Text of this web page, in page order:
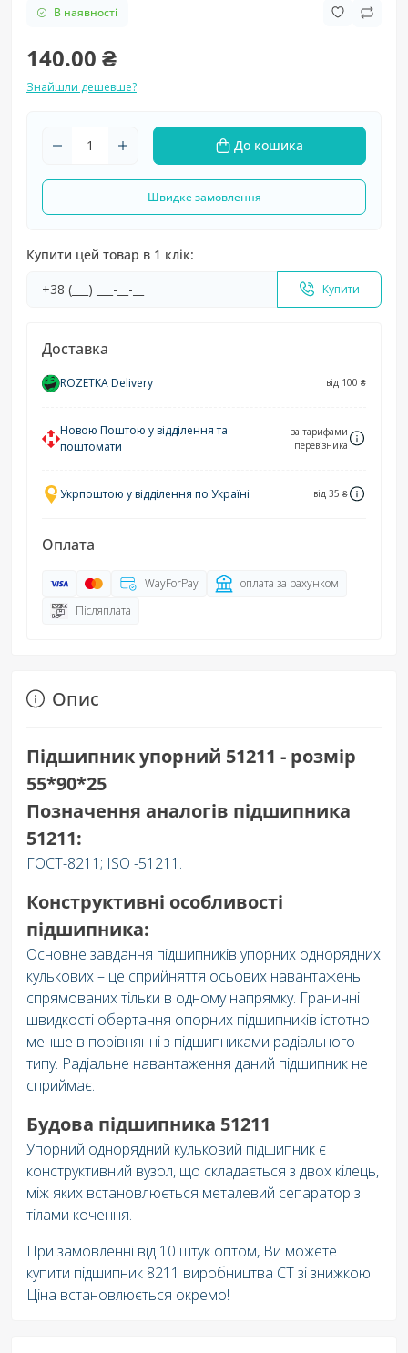
В наявності
140.00 ₴
Знайшли дешевше?
До кошика
Швидке замовлення
Купити цей товар в 1 клік:
Купити
Доставка
ROZETKA Delivery від 100 ₴
Новою Поштою у відділення та
поштомати
за тарифами
перевізника
Укрпоштою у відділення по Україні від 35 ₴
Оплата
WayForPay
оплата за рахунком
Післяплата
Опис
Підшипник упорний 51211 - розмір
55*90*25
Позначення аналогів підшипника
51211:
ГОСТ-8211; ISO -51211.
Конструктивні особливості
підшипника:
Основне завдання підшипників упорних однорядних
кулькових – це сприйняття осьових навантажень
спрямованих тільки в одному напрямку. Граничні
швидкості обертання опорних підшипників істотно
менше в порівнянні з підшипниками радіального
типу. Радіальне навантаження даний підшипник не
сприймає.
Будова підшипника 51211
Упорний однорядний кульковий підшипник є
конструктивний вузол, що складається з двох кілець,
між яких встановлюється металевий сепаратор з
тілами кочення.
При замовленні від 10 штук оптом, Ви можете
купити підшипник 8211 виробництва CT зі знижкою.
Ціна встановлюється окремо!